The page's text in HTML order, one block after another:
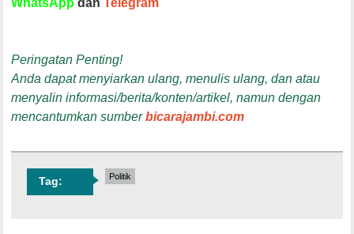
WhatsApp dan Telegram
Peringatan Penting!
Anda dapat menyiarkan ulang, menulis ulang, dan atau
menyalin informasi/berita/konten/artikel, namun dengan
mencantumkan sumberbicarajambi.com
Tag: Politik